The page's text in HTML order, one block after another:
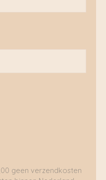
geen verzendkosten